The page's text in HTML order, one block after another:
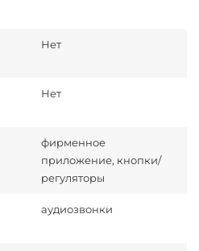
Нет
Нет
фирменное
приложение, кнопки/
регуляторы
аудиозвонки